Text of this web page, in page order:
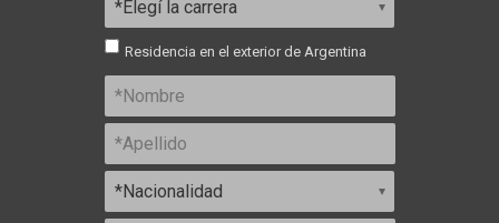
Residencia en el exterior de Argentina